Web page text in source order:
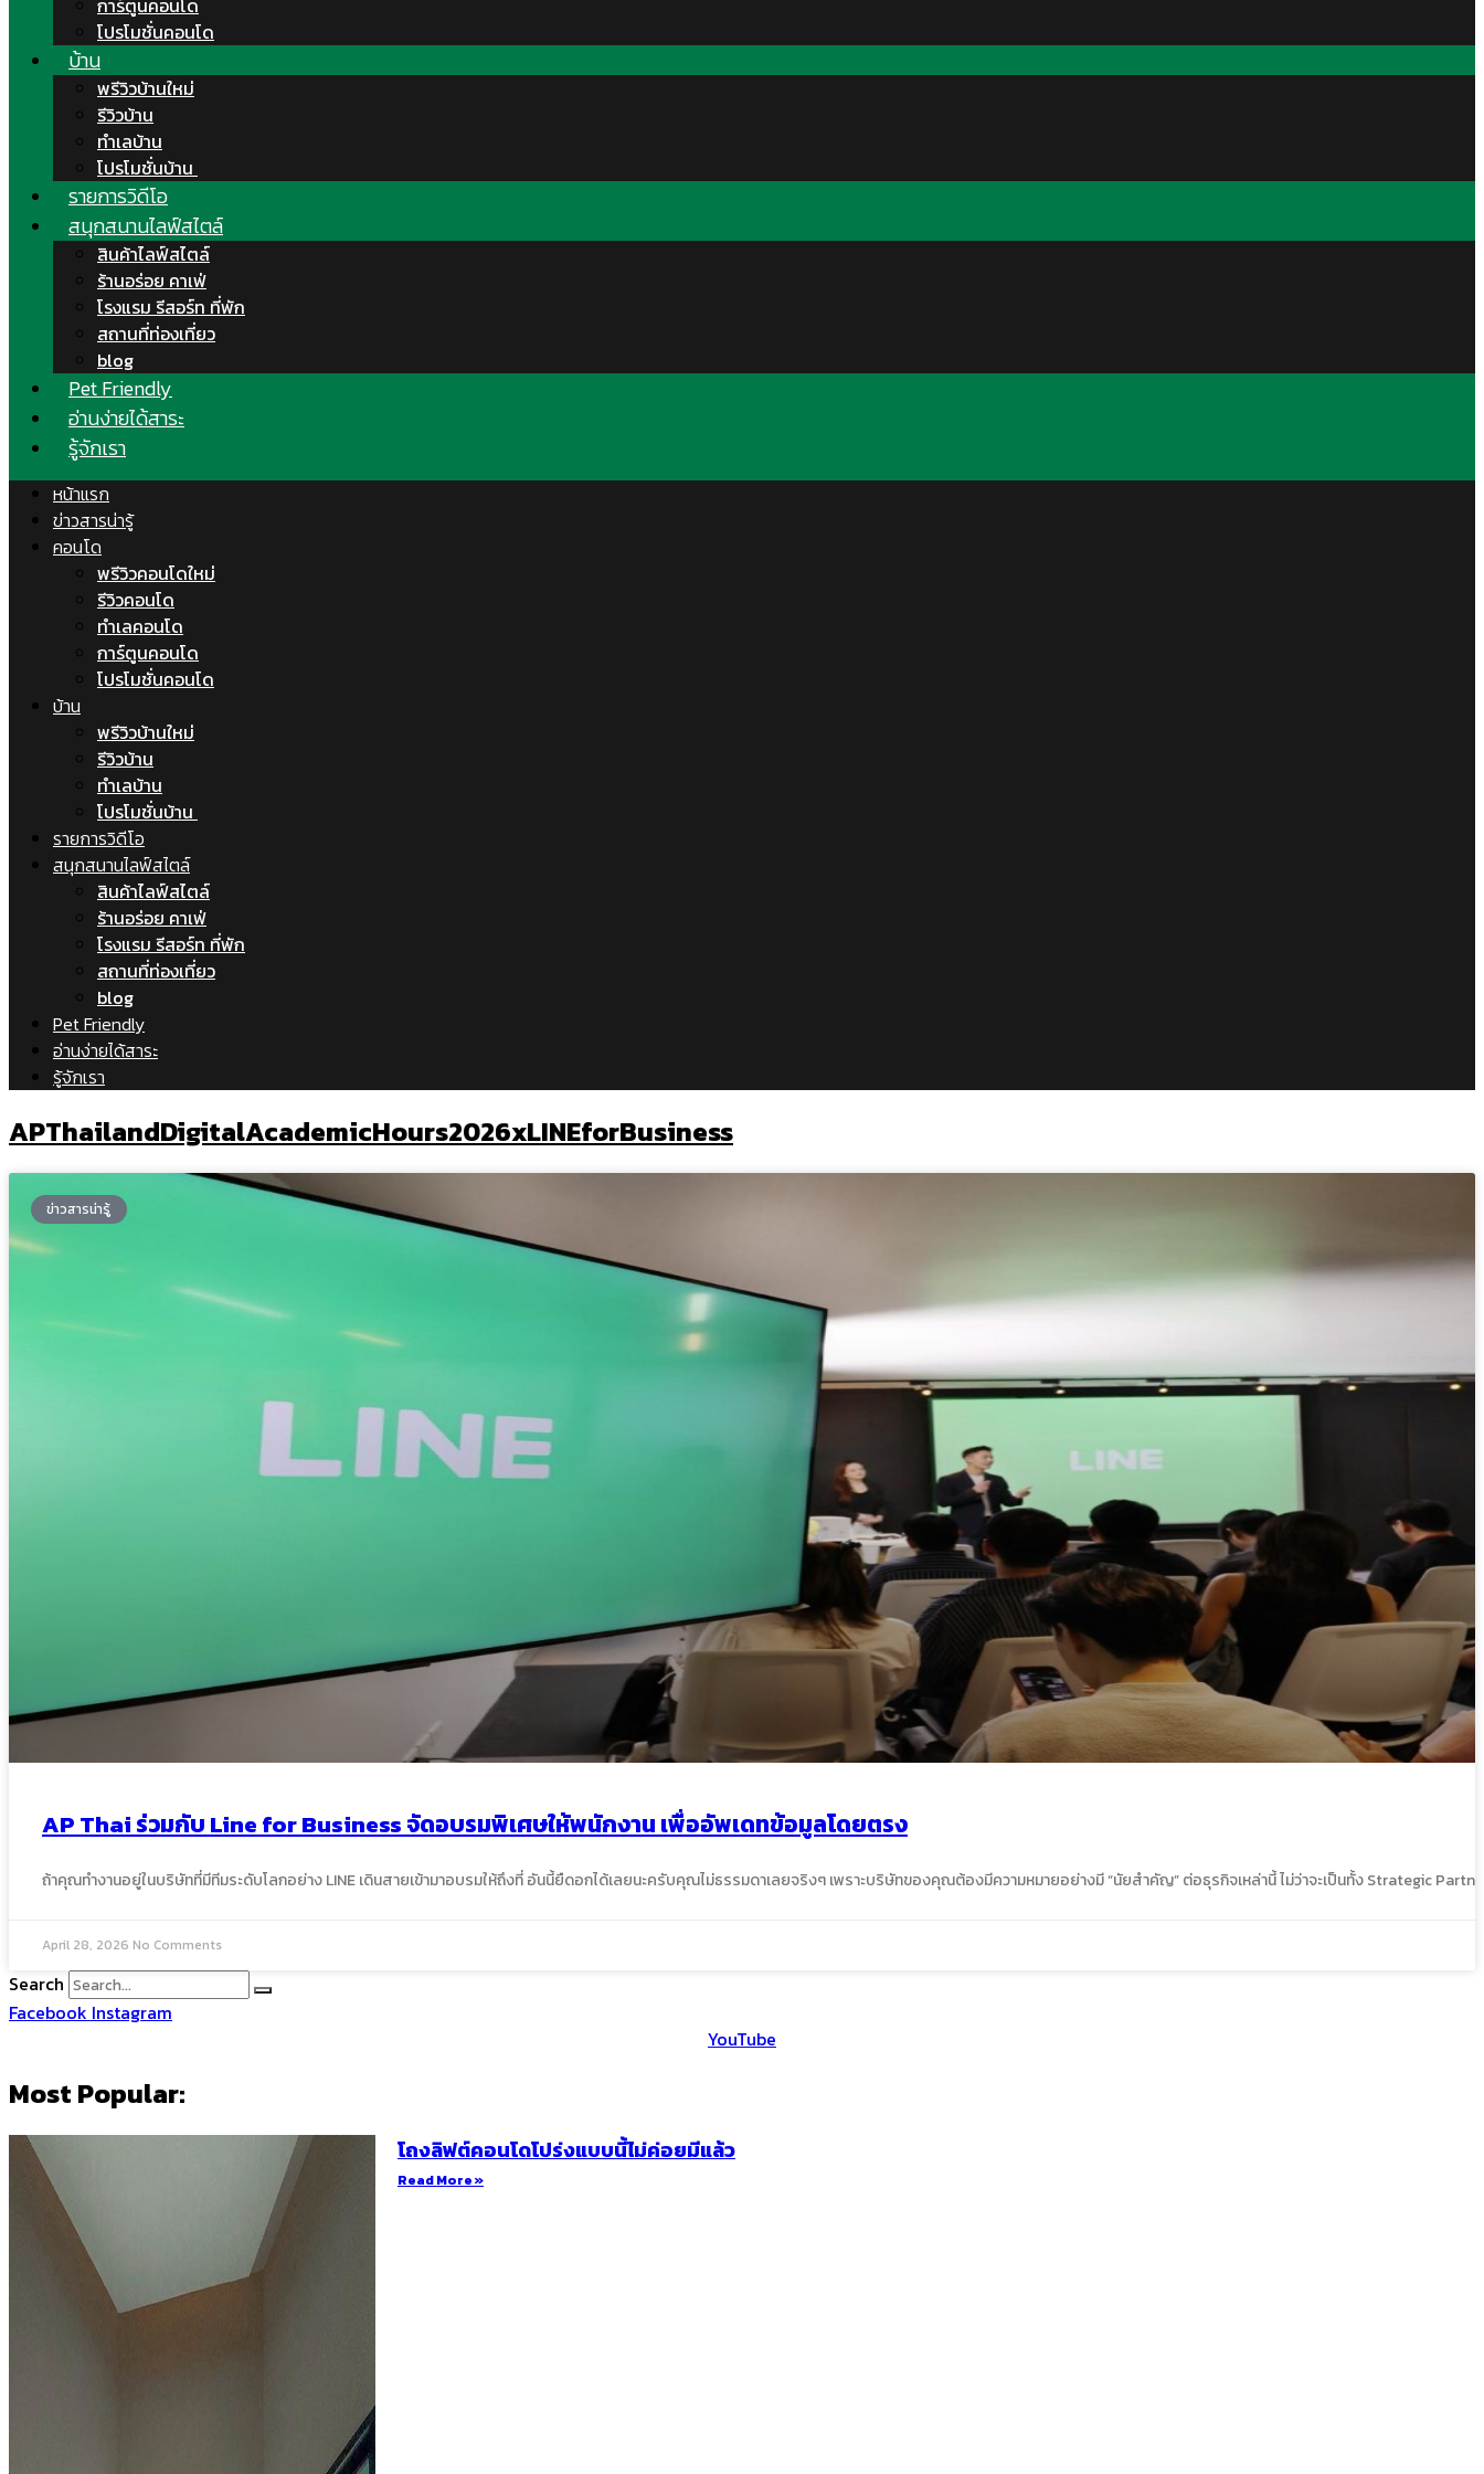
การ์ตูนคอนโด
โปรโมชั่นคอนโด
บ้าน
พรีวิวบ้านใหม่
รีวิวบ้าน
ทำเลบ้าน
โปรโมชั่นบ้าน
รายการวิดีโอ
สนุกสนานไลฟ์สไตล์
สินค้าไลฟ์สไตล์
ร้านอร่อย คาเฟ่
โรงแรม รีสอร์ท ที่พัก
สถานที่ท่องเที่ยว
blog
Pet Friendly
อ่านง่ายได้สาระ
รู้จักเรา
หน้าแรก
ข่าวสารน่ารู้
คอนโด
พรีวิวคอนโดใหม่
รีวิวคอนโด
ทำเลคอนโด
การ์ตูนคอนโด
โปรโมชั่นคอนโด
บ้าน
พรีวิวบ้านใหม่
รีวิวบ้าน
ทำเลบ้าน
โปรโมชั่นบ้าน
รายการวิดีโอ
สนุกสนานไลฟ์สไตล์
สินค้าไลฟ์สไตล์
ร้านอร่อย คาเฟ่
โรงแรม รีสอร์ท ที่พัก
สถานที่ท่องเที่ยว
blog
Pet Friendly
อ่านง่ายได้สาระ
รู้จักเรา
APThailandDigitalAcademicHours2026xLINEforBusiness
ข่าวสารน่ารู้
AP Thai ร่วมกับ Line for Business จัดอบรมพิเศษให้พนักงาน เพื่ออัพเดทข้อมูลโดยตรง
ถ้าคุณทำงานอยู่ในบริษัทที่มีทีมระดับโลกอย่าง LINE เดินสายเข้ามาอบรมให้ถึงที่ อันนี้ยืดอกได้เลยนะครับคุณไม่ธรรมดาเลยจริงๆ เพราะบริษัทของคุณต้องมีความหมายอย่างมี “นัยสำคัญ” ต่อธุรกิจเหล่านี้ ไม่ว่าจะเป็นทั้ง Strategic
April 28, 2026 No Comments
Search
Facebook Instagram
YouTube
Most Popular:
โถงลิฟต์คอนโดโปร่งแบบนี้ไม่ค่อยมีแล้ว
Read More »